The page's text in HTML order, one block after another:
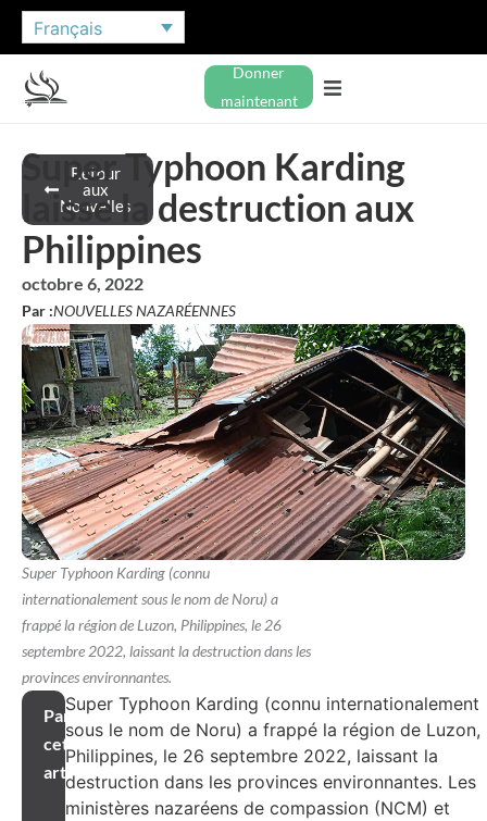
Français
Donner
maintenant
Retour
aux
Nouvelles
Super Typhoon Karding
laisse la destruction aux
Philippines
octobre 6, 2022
Par :NOUVELLES NAZARÉENNES
Super Typhoon Karding (connu
internationalement sous le nom de Noru) a
frappé la région de Luzon, Philippines, le 26
septembre 2022, laissant la destruction dans les
provinces environnantes.
Partager
cet
article
Super Typhoon Karding (connu internationalement
sous le nom de Noru) a frappé la région de Luzon,
Philippines, le 26 septembre 2022, laissant la
destruction dans les provinces environnantes. Les
ministères nazaréens de compassion (NCM) et